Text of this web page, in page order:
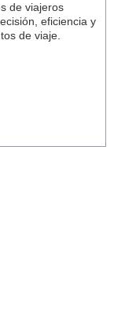
de viajeros
eficiencia y
de viaje.